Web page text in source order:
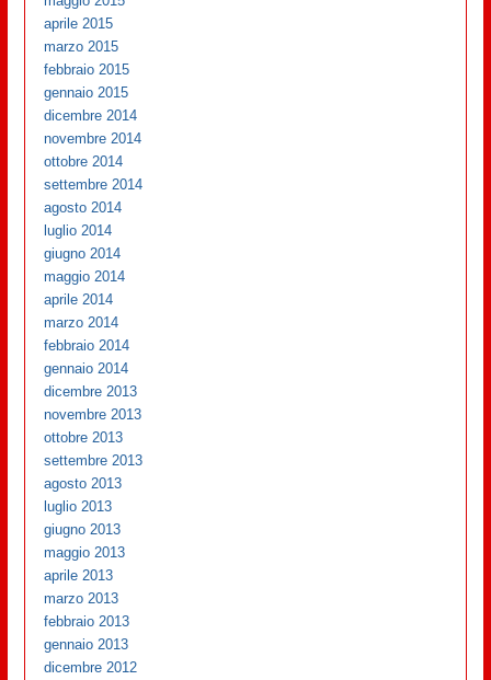
aprile 2015
marzo 2015
febbraio 2015
gennaio 2015
dicembre 2014
novembre 2014
ottobre 2014
settembre 2014
agosto 2014
luglio 2014
giugno 2014
maggio 2014
aprile 2014
marzo 2014
febbraio 2014
gennaio 2014
dicembre 2013
novembre 2013
ottobre 2013
settembre 2013
agosto 2013
luglio 2013
giugno 2013
maggio 2013
aprile 2013
marzo 2013
febbraio 2013
gennaio 2013
dicembre 2012